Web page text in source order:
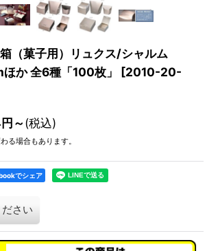
（菓子用）リュクス/シャルム
か 全6種「100枚」
[2010-20-
円～(税込)
る場合もあります。
でシェア
さい